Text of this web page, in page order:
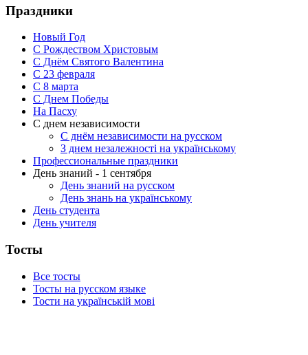
Праздники
Новый Год
С Рождеством Христовым
С Днём Святого Валентина
С 23 февраля
C 8 марта
С Днем Победы
На Пасху
С днем независимости
С днём независимости на русском
З днем незалежності на українському
Профессиональные праздники
День знаний - 1 сентября
День знаний на русском
День знань на українському
День студента
День учителя
Тосты
Все тосты
Тосты на русском языке
Тости на українській мові